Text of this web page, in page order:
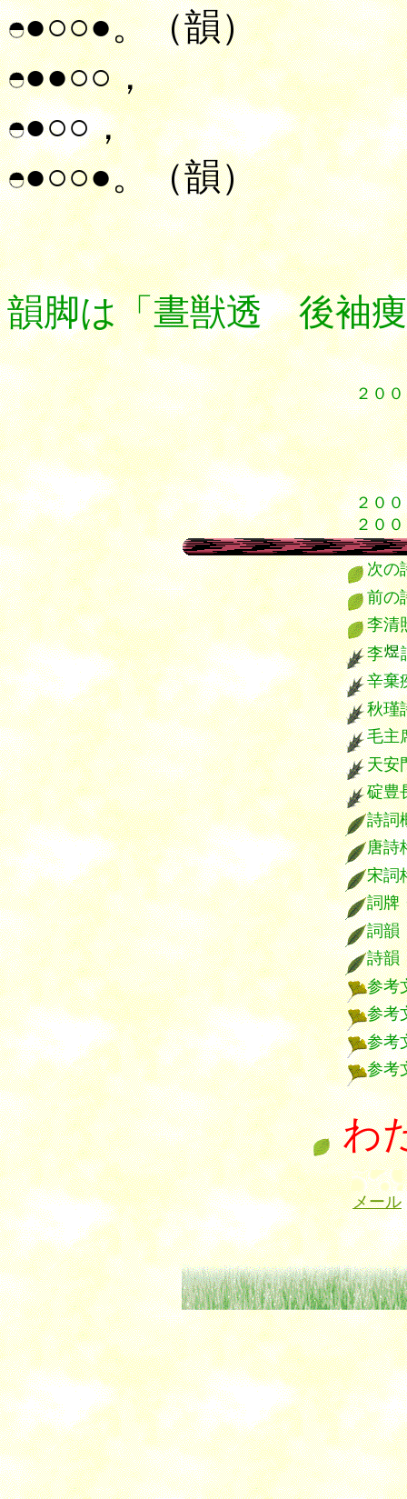
●○○●。（韻）
●●○○，
●○○，
●○○●。（韻）
韻脚は「晝獣透 後袖
２０
１
１
１
１
２０
２０
次の
前
李清
李
辛
秋瑾
毛主
天
碇豊
詩詞
唐詩
宋詞
詞牌
詞韻
詩韻
参考
参考
参考
参考
わ
メール